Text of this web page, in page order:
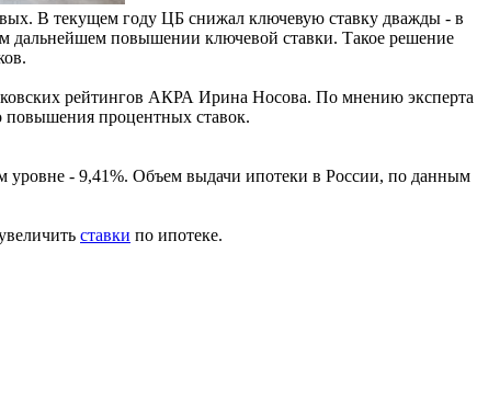
В текущем году ЦБ снижал ключевую ставку дважды - в
дальнейшем повышении ключевой ставки. Такое решение
рейтингов АКРА Ирина Носова. По мнению эксперта
повышения процентных ставок.
уровне - 9,41%. Объем выдачи ипотеки в России, по данным
ставки по ипотеке.